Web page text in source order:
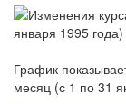
График
месяц (с 1 по 31